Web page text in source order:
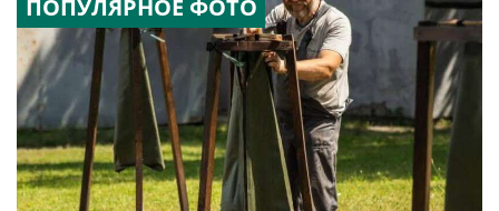
ПОПУЛЯРНОЕ ФОТО